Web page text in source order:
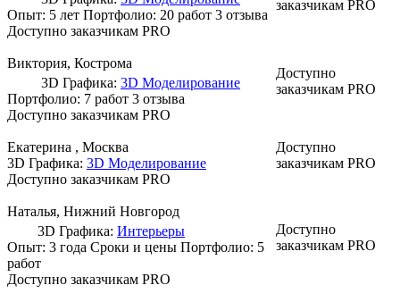
Опыт: 5 лет Портфолио: 20 работ 3 отзыва
Доступно заказчикам PRO
заказчикам PRO
Виктория, Кострома
3D Графика: 3D Моделирование
Портфолио: 7 работ 3 отзыва
Доступно заказчикам PRO
Доступно
заказчикам PRO
Екатерина , Москва
3D Графика: 3D Моделирование
Доступно заказчикам PRO
Доступно
заказчикам PRO
Наталья, Нижний Новгород
3D Графика: Интерьеры
Опыт: 3 года Сроки и цены Портфолио: 5
работ
Доступно заказчикам PRO
Доступно
заказчикам PRO